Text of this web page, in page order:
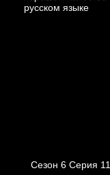
Сезон 6 Серия 11